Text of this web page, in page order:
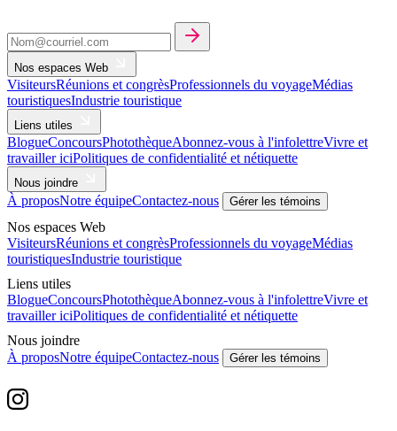
Nos espaces Web
VisiteursRéunions et congrèsProfessionnels du voyageMédias
touristiquesIndustrie touristique
Liens utiles
BlogueConcoursPhotothèqueAbonnez-vous à l'infolettreVivre et
travailler iciPolitiques de confidentialité et nétiquette
Nous joindre
À proposNotre équipeContactez-nous Gérer les témoins
Nos espaces Web
VisiteursRéunions et congrèsProfessionnels du voyageMédias
touristiquesIndustrie touristique
Liens utiles
BlogueConcoursPhotothèqueAbonnez-vous à l'infolettreVivre et
travailler iciPolitiques de confidentialité et nétiquette
Nous joindre
À proposNotre équipeContactez-nous Gérer les témoins